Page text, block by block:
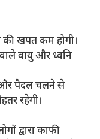
खपत कम होगी।
वायु और ध्वनि
पैदल चलने से
रहेगी।
द्वारा काफी